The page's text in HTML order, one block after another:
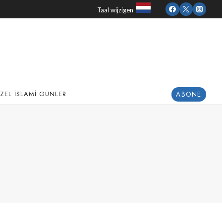
Taal wijzigen
İSLAMI GÜNLER ABONE